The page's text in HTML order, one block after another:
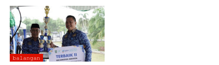
𝚋𝚊𝚕𝚊𝚗𝚐𝚊𝚗